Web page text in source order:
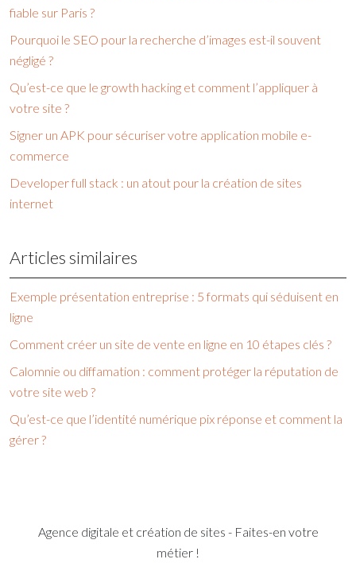
fiable sur Paris ?
Pourquoi le SEO pour la recherche d’images est-il souvent
négligé ?
Qu’est-ce que le growth hacking et comment l’appliquer à
votre site ?
Signer un APK pour sécuriser votre application mobile e-
commerce
Developer full stack : un atout pour la création de sites
internet
Articles similaires
Exemple présentation entreprise : 5 formats qui séduisent en
ligne
Comment créer un site de vente en ligne en 10 étapes clés ?
Calomnie ou diffamation : comment protéger la réputation de
votre site web ?
Qu’est-ce que l’identité numérique pix réponse et comment la
gérer ?
Agence digitale et création de sites - Faites-en votre
métier !